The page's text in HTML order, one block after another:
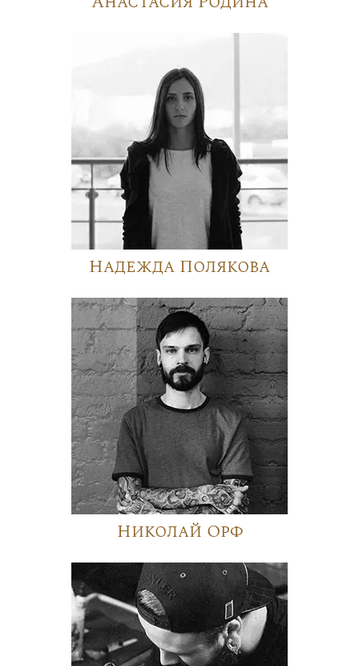
Надежда Полякова
Николай Орф